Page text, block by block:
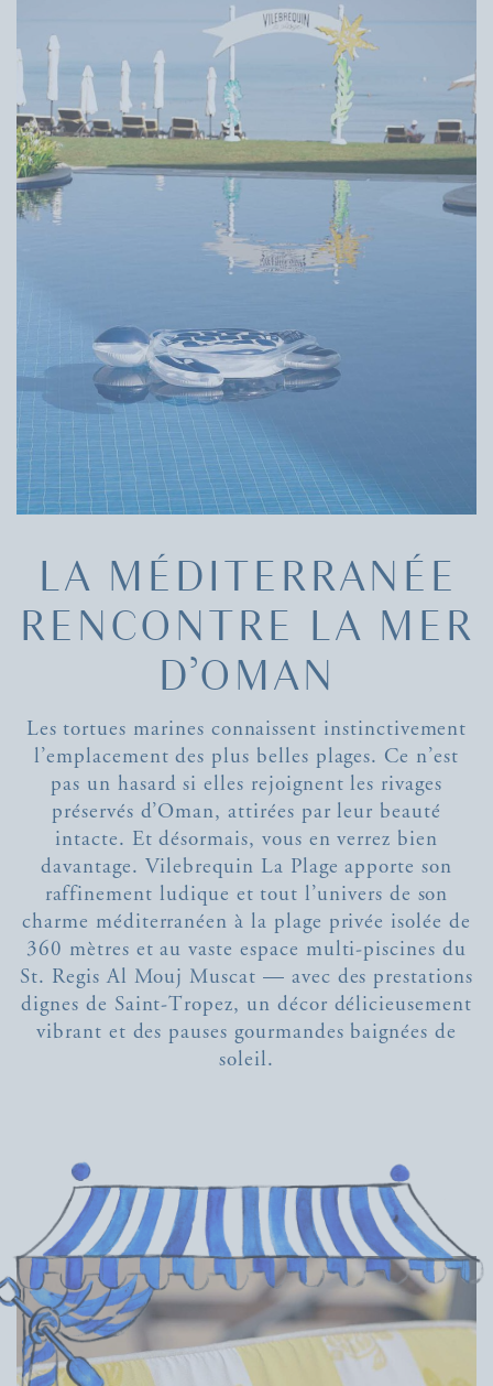
LA MÉDITERRANÉE
RENCONTRE LA MER
D’OMAN
Les tortues marines connaissent instinctivement
l’emplacement des plus belles plages. Ce n’est
pas un hasard si elles rejoignent les rivages
préservés d’Oman, attirées par leur beauté
intacte. Et désormais, vous en verrez bien
davantage. Vilebrequin La Plage apporte son
raffinement ludique et tout l’univers de son
charme méditerranéen à la plage privée isolée de
360 mètres et au vaste espace multi-piscines du
St. Regis Al Mouj Muscat — avec des prestations
dignes de Saint-Tropez, un décor délicieusement
vibrant et des pauses gourmandes baignées de
soleil.